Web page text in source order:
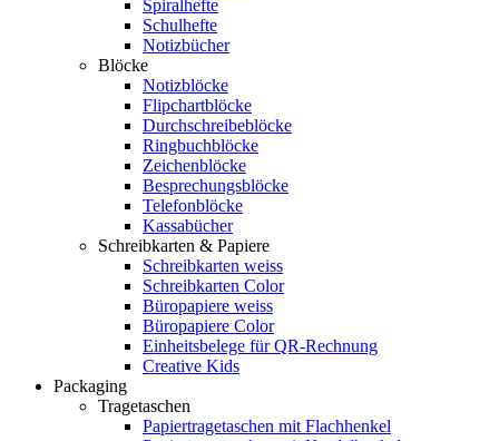
Spiralhefte
Schulhefte
Notizbücher
Blöcke
Notizblöcke
Flipchartblöcke
Durchschreibeblöcke
Ringbuchblöcke
Zeichenblöcke
Besprechungsblöcke
Telefonblöcke
Kassabücher
Schreibkarten & Papiere
Schreibkarten weiss
Schreibkarten Color
Büropapiere weiss
Büropapiere Color
Einheitsbelege für QR-Rechnung
Creative Kids
Packaging
Tragetaschen
Papiertragetaschen mit Flachhenkel